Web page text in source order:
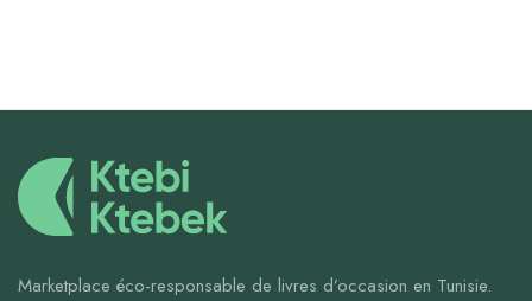
Marketplace éco-responsable de livres d’occasion en Tunisie.